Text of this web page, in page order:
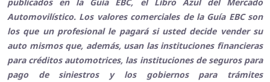
Automovilístico. Los valores comerciales de la Guía EBC son
los que un profesional le pagará si usted decide vender su
auto mismos que, además, usan las instituciones financieras
para créditos automotrices, las instituciones de seguros para
pago de siniestros y los gobiernos para trámites